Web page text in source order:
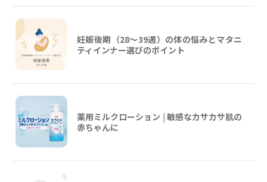
妊娠後期（28〜39週）の体の悩みとマタニ
ティインナー選びのポイント
薬用ミルクローション | 敏感なカサカサ肌の
赤ちゃんに